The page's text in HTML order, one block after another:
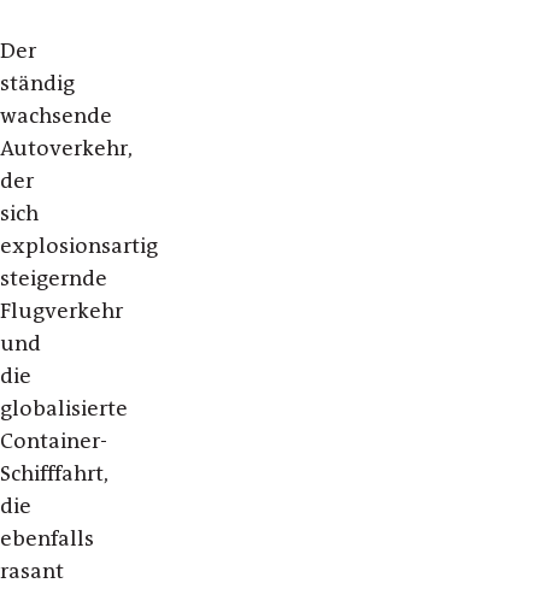
Der
ständig
wachsende
Autoverkehr,
der
sich
explosionsartig
steigernde
Flugverkehr
und
die
globalisierte
Container-
Schifffahrt,
die
ebenfalls
rasant